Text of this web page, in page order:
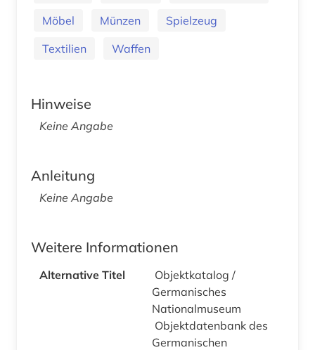
Möbel
Münzen
Spielzeug
Textilien
Waffen
Hinweise
Keine Angabe
Anleitung
Keine Angabe
Weitere Informationen
Alternative Titel
Objektkatalog /
Germanisches
Nationalmuseum
Objektdatenbank des
Germanischen